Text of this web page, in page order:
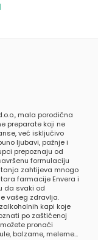
mala porodična
preparate koji ne
već isključivo
ljubavi, pažnje i
prepoznaju od
formulaciju
zahtijeva mnogo
farmacije Envera i
da svaki od
vašeg zdravlja.
kapi koje
po zaštićenoj
pronaći
balzame, meleme…